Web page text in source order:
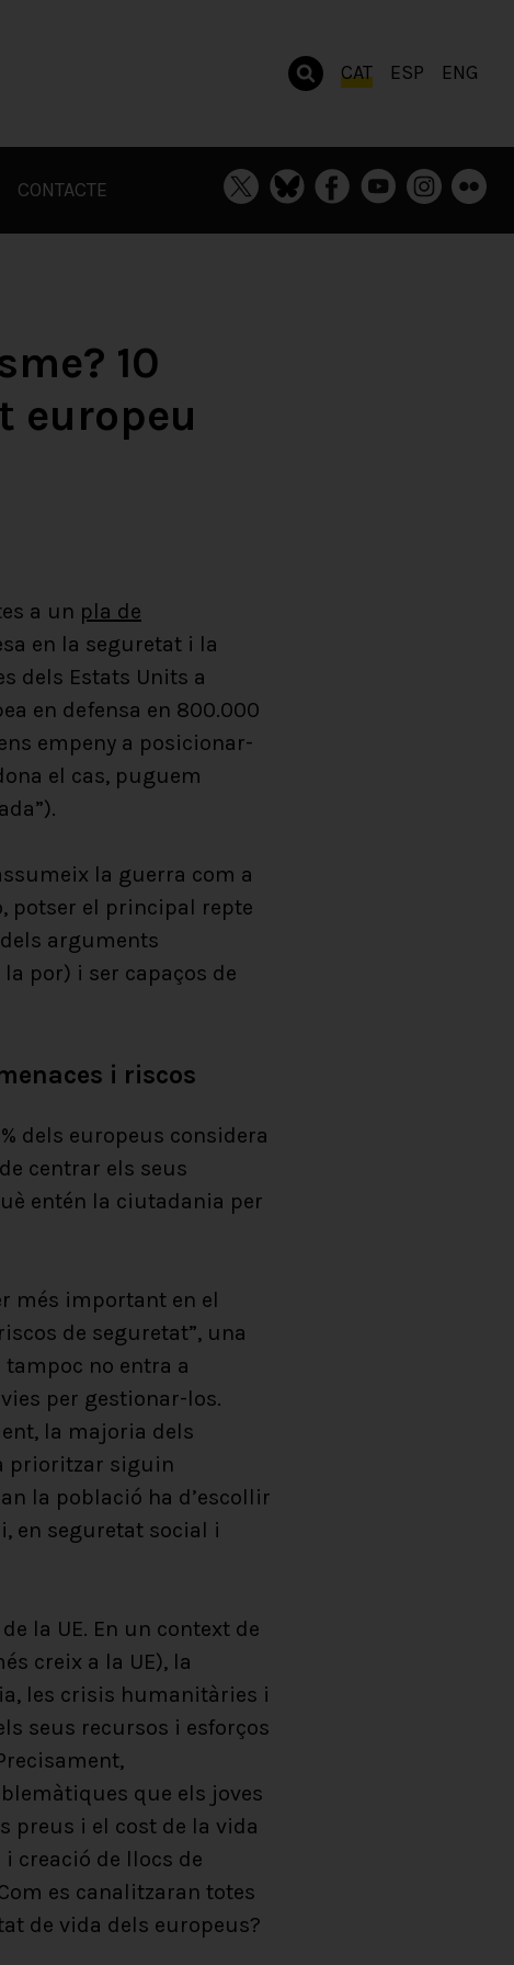
CAT ESP ENG
CONTACTE
10
europeu
a un pla de
en la seguretat i la
dels Estats Units a
en defensa en 800.000
empeny a posicionar-
el cas, puguem
la guerra com a
potser el principal repte
arguments
por) i ser capaços de
i riscos
dels europeus considera
centrar els seus
entén la ciutadania per
més important en el
de seguretat”, una
tampoc no entra a
per gestionar-los.
la majoria dels
prioritzar siguin
la població ha d’escollir
en seguretat social i
la UE. En un context de
creix a la UE), la
les crisis humanitàries i
seus recursos i esforços
que els joves
preus i el cost de la vida
creació de llocs de
es canalitzaran totes
de vida dels europeus?